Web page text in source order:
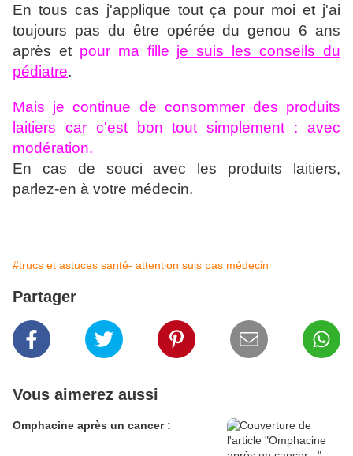
En tous cas j'applique tout ça pour moi et j'ai
toujours pas du être opérée du genou 6 ans
après et pour ma fille je suis les conseils du
pédiatre.
Mais je continue de consommer des produits
laitiers car c'est bon tout simplement : avec
modération.
En cas de souci avec les produits laitiers,
parlez-en à votre médecin.
#trucs et astuces santé- attention suis pas médecin
Partager
Vous aimerez aussi
Omphacine après un cancer :